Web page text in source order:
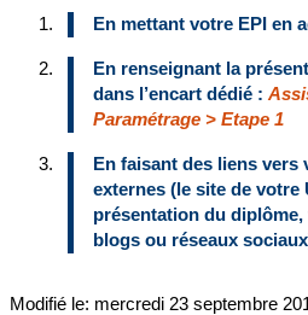
En mettant votre EPI en
En renseignant la
dans l’encart dédié :
Paramétrage > Etape 1
En faisant des liens vers
externes (le site de votre
présentation du
blogs ou réseaux
Modifié le: mercredi 23 septembre